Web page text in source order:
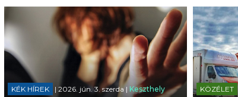
KÉK HÍREK | 2026. jún. 3. szerda | Keszthely KÖZÉLET